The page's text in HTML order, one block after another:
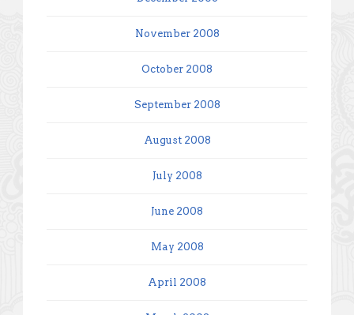
November 2008
October 2008
September 2008
August 2008
July 2008
June 2008
May 2008
April 2008